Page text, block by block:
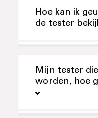
Hoe kan ik
de tester
Mijn tester
worden, hoe